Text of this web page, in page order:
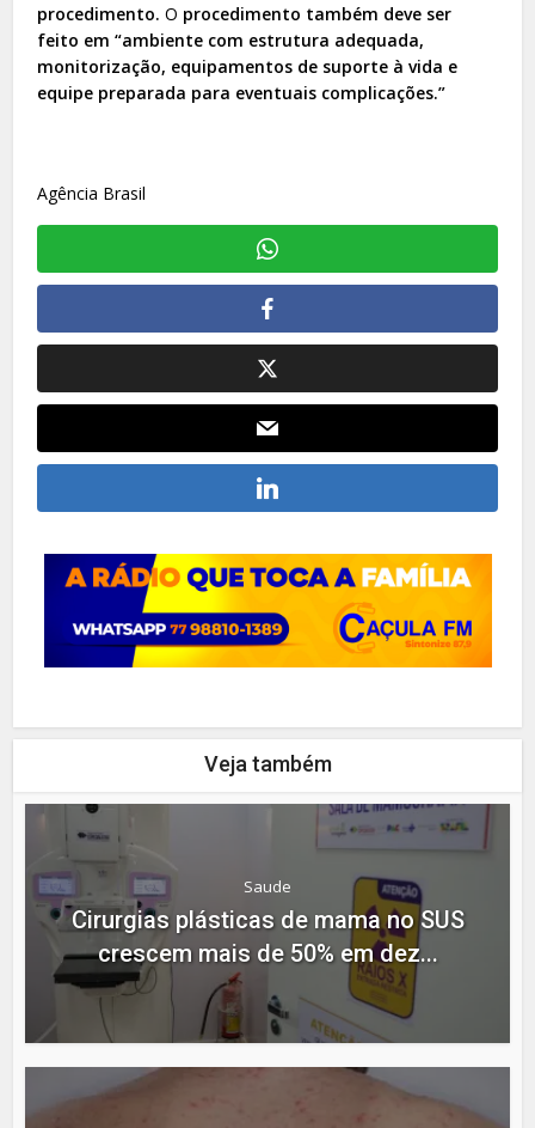
procedimento. O procedimento também deve ser
feito em “ambiente com estrutura adequada,
monitorização, equipamentos de suporte à vida e
equipe preparada para eventuais complicações.”
Agência Brasil
Veja também
Saude
Cirurgias plásticas de mama no SUS
crescem mais de 50% em dez...